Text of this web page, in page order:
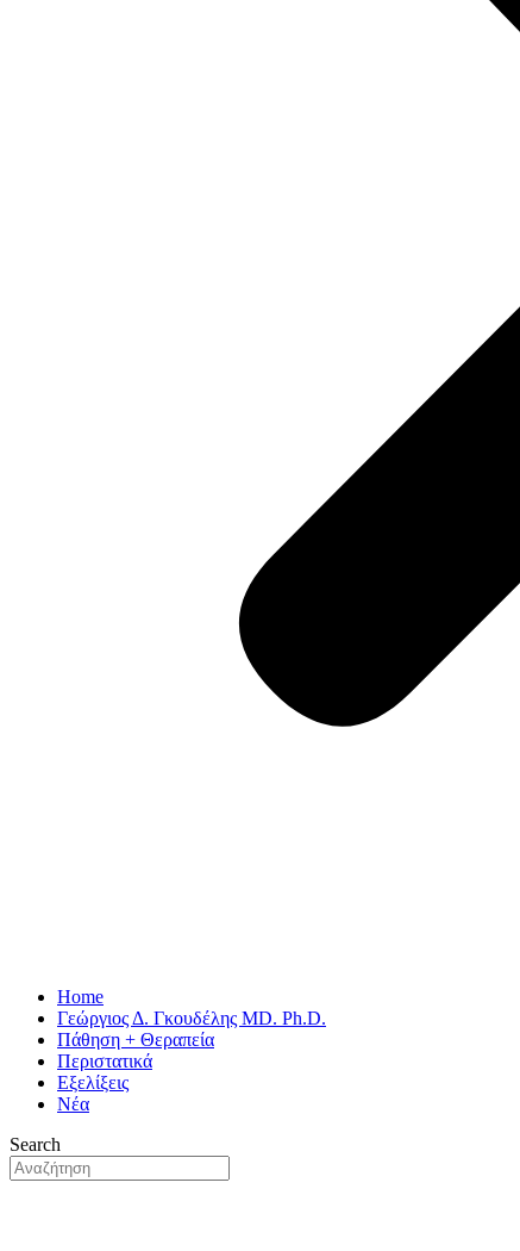
Home
Γεώργιος Δ. Γκουδέλης MD. Ph.D.
Πάθηση + Θεραπεία
Περιστατικά
Εξελίξεις
Νέα
Search